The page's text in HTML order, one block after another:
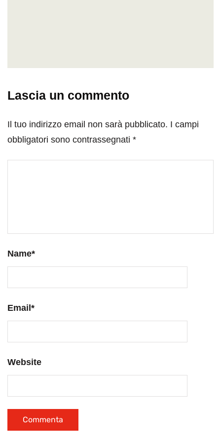
Lascia un commento
Il tuo indirizzo email non sarà pubblicato. I campi
obbligatori sono contrassegnati *
Name*
Email *
Website